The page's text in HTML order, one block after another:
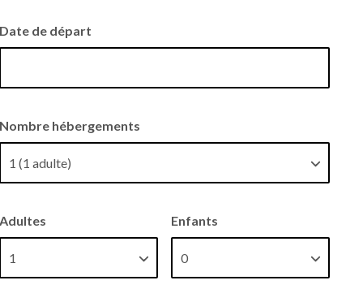
Date de départ
Nombre hébergements
Adultes Enfants